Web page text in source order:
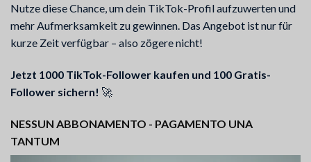
Nutze diese Chance, um dein TikTok-Profil aufzuwerten und
mehr Aufmerksamkeit zu gewinnen. Das Angebot ist nur für
kurze Zeit verfügbar – also zögere nicht!
Jetzt 1000 TikTok-Follower kaufen und 100 Gratis-
Follower sichern! 🚀
NESSUN ABBONAMENTO - PAGAMENTO UNA
TANTUM